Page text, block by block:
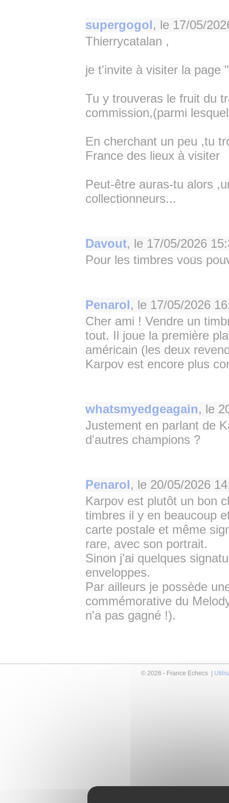
supergogol, le 17/05/
Thierrycatalan ,
je t'invite à visiter la page
Tu y trouveras le fruit du
commission,(parmi
En cherchant un peu ,tu
France des lieux à visiter
Peut-être auras-tu alors
collectionneurs...
Davout, le 17/05/2026
Pour les timbres vous
Penarol, le 17/05/2026
Cher ami ! Vendre un
tout. Il joue la première
américain (les deux
Karpov est encore plus
whatsmyedgeagain, le
Justement en parlant de
d'autres champions ?
Penarol, le 20/05/2026
Karpov est plutôt un bon
timbres il y en beaucoup
carte postale et même
rare, avec son portrait.
Sinon j'ai quelques
enveloppes.
Par ailleurs je possède
commémorative du
n'a pas gagné !).
© 2026 - France Echecs |